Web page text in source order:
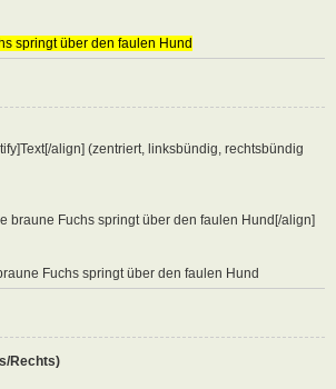
springt über den faulen Hund
align] (zentriert, linksbündig, rechtsbündig
braune Fuchs springt über den faulen Hund[/align]
Fuchs springt über den faulen Hund
Rechts)